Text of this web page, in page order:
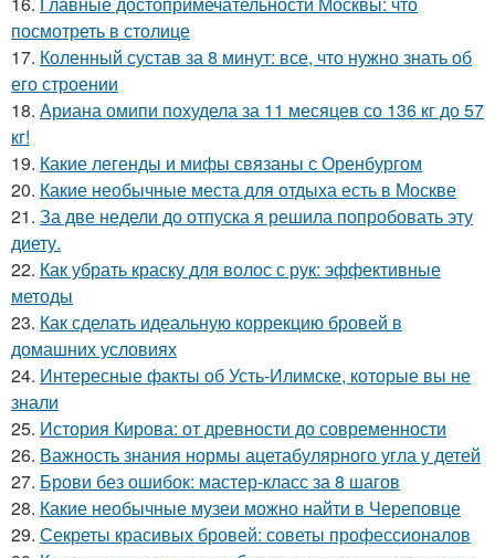
посмотреть в столице
17. Коленный сустав за 8 минут: все, что нужно знать об
его строении
18. Ариана омипи похудела за 11 месяцев со 136 кг до 57
кг!
19. Какие легенды и мифы связаны с Оренбургом
20. Какие необычные места для отдыха есть в Москве
21. За две недели до отпуска я решила попробовать эту
диету.
22. Как убрать краску для волос с рук: эффективные
методы
23. Как сделать идеальную коррекцию бровей в
домашних условиях
24. Интересные факты об Усть-Илимске, которые вы не
знали
25. История Кирова: от древности до современности
26. Важность знания нормы ацетабулярного угла у детей
27. Брови без ошибок: мастер-класс за 8 шагов
28. Какие необычные музеи можно найти в Череповце
29. Секреты красивых бровей: советы профессионалов